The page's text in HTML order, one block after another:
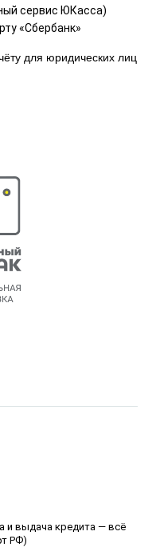
сервис ЮКасса)
«Сбербанк»
для юридических лиц
и выдача кредита — всё
РФ)